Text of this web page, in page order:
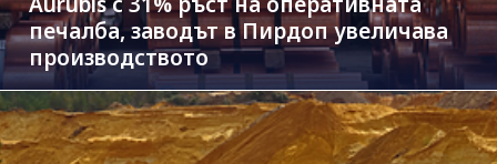
печалба, заводът в Пирдоп увеличава
производството